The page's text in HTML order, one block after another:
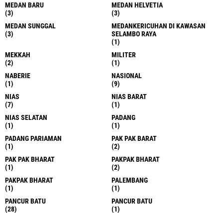
MEDAN BARU
(3)
MEDAN HELVETIA
(3)
MEDAN SUNGGAL
(3)
MEDANKERICUHAN DI KAWASAN
SELAMBO RAYA
(1)
MEKKAH
(2)
MILITER
(1)
NABERIE
(1)
NASIONAL
(9)
NIAS
(7)
NIAS BARAT
(1)
NIAS SELATAN
(1)
PADANG
(1)
PADANG PARIAMAN
(1)
PAK PAK BARAT
(2)
PAK PAK BHARAT
(1)
PAKPAK BHARAT
(2)
PAKPAK BHARAT
(1)
PALEMBANG
(1)
PANCUR BATU
(28)
PANCUR BATU
(1)